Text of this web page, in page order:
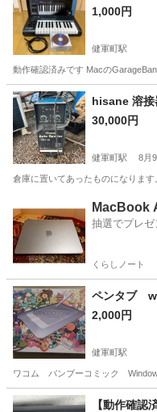
1,000円
健軍町駅
動作確認済みです Macの
熊本 熊本市 健軍町駅hisane
30,000円
健軍町駅 8月
倉庫に置いてあったものになります
健軍町駅
MacBook
抽選でプレ
くらしノート
ペンタブ
2,000円
健軍町駅
ワコム バンブーコミック
熊本 上益城郡 健軍町駅
【動作確